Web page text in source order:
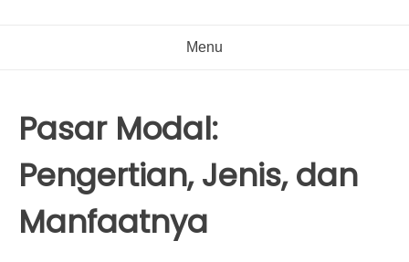
Menu
Pasar Modal:
Pengertian, Jenis, dan
Manfaatnya